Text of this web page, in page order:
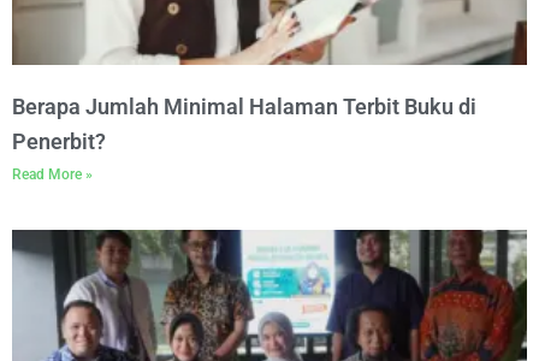
Berapa Jumlah Minimal Halaman Terbit Buku di
Penerbit?
Read More »